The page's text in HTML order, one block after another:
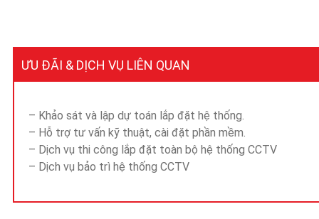
ƯU ĐÃI & DỊCH VỤ LIÊN QUAN
– Khảo sát và lập dự toán lắp đặt hệ thống.
– Hỗ trợ tư vấn kỹ thuật, cài đặt phần mềm.
– Dịch vụ thi công lắp đặt toàn bộ hệ thống CCTV
– Dịch vụ bảo trì hệ thống CCTV